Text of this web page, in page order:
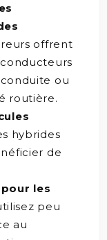
offrent
ou
routière.
hybrides
de
les
peu
au